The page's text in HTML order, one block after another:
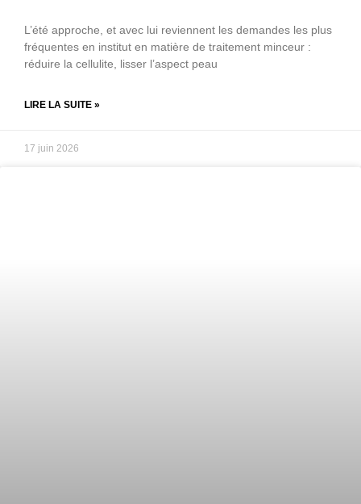
L’été approche, et avec lui reviennent les demandes les plus
fréquentes en institut en matière de traitement minceur :
réduire la cellulite, lisser l’aspect peau
LIRE LA SUITE »
17 juin 2026